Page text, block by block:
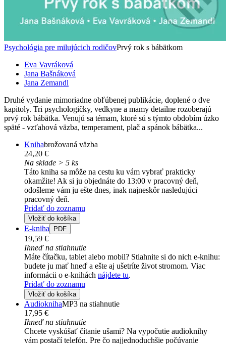
Psychológia pre milujúcich rodičovPrvý rok s bábätkom
Eva Vavráková
Jana Bašnáková
Jana Zemandl
Druhé vydanie mimoriadne obľúbenej publikácie, doplené o dve
kapitoly. Tri psychologičky, vedkyne a mamy detailne rozoberajú
prvý rok bábätka. Venujú sa témam, ktoré sú s týmto obdobím úzko
späté - vzťahová väzba, temperament, plač a spánok bábätka...
Knihabrožovaná väzba
24,20 €
Na sklade > 5 ks
Táto kniha sa môže na cestu ku vám vybrať prakticky
okamžite! Ak si ju objednáte do 13:00 v pracovný deň,
odošleme vám ju ešte dnes, inak najneskôr nasledujúci
pracovný deň.
Pridať do zoznamu
Vložiť do košíka
E-kniha PDF
19,59 €
Ihneď na stiahnutie
Máte čítačku, tablet alebo mobil? Stiahnite si do nich e-knihu:
budete ju mať hneď a ešte aj ušetríte život stromom. Viac
informácii o e-knihách nájdete tu.
Pridať do zoznamu
Vložiť do košíka
AudioknihaMP3 na stiahnutie
17,95 €
Ihneď na stiahnutie
Chcete vyskúšať čítanie ušami? Na vypočutie audioknihy
vám postačí telefón. Pre čo najjednoduchšie počúvanie